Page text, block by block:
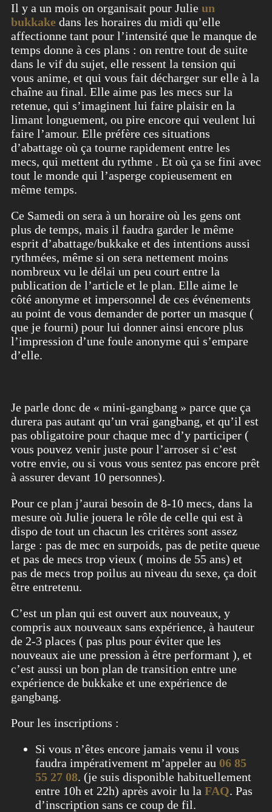
Il y a un mois on organisait pour Julie un
bukkake dans les horaires du midi qu’elle
affectionne tant pour l’intensité que le manque de
temps donne à ces plans : on rentre tout de suite
dans le vif du sujet, elle ressent la tension qui
vous anime, et qui vous fait décharger sur elle à la
chaîne au final. Elle aime pas les mecs sur la
retenue, qui s’imaginent lui faire plaisir en la
limant longuement, ou pire encore qui veulent lui
faire l’amour. Elle préfère ces situations
d’abattage où ça tourne rapidement entre les
mecs, qui mettent du rythme . Et où ça se fini avec
tout le monde qui l’asperge copieusement en
même temps.
Ce Samedi on sera à un horaire où les gens ont
plus de temps, mais il faudra garder le même
esprit d’abattage/bukkake et des intentions aussi
rythmées, même si on sera nettement moins
nombreux vu le délai un peu court entre la
publication de l’article et le plan. Elle aime le
côté anonyme et impersonnel de ces événements
au point de vous demander de porter un masque (
que je fourni) pour lui donner ainsi encore plus
l’impression d’une foule anonyme qui s’empare
d’elle.
Je parle donc de « mini-gangbang » parce que ça
durera pas autant qu’un vrai gangbang, et qu’il est
pas obligatoire pour chaque mec d’y participer (
vous pouvez venir juste pour l’arroser si c’est
votre envie, ou si vous vous sentez pas encore prêt
à assurer devant 10 personnes).
Pour ce plan j’aurai besoin de 8-10 mecs, dans la
mesure où Julie jouera le rôle de celle qui est à
dispo de tout un chacun les critères sont assez
large : pas de mec en surpoids, pas de petite queue
et pas de mecs trop vieux ( moins de 55 ans) et
pas de mecs trop poilus au niveau du sexe, ça doit
être entretenu.
C’est un plan qui est ouvert aux nouveaux, y
compris aux nouveaux sans expérience, à hauteur
de 2-3 places ( pas plus pour éviter que les
nouveaux aie une pression à être performant ), et
c’est aussi un bon plan de transition entre une
expérience de bukkake et une expérience de
gangbang.
Pour les inscriptions :
Si vous n’êtes encore jamais venu il vous
faudra impérativement m’appeler au 06 85
55 27 08. (je suis disponible habituellement
entre 10h et 22h) après avoir lu la FAQ. Pas
d’inscription sans ce coup de fil.